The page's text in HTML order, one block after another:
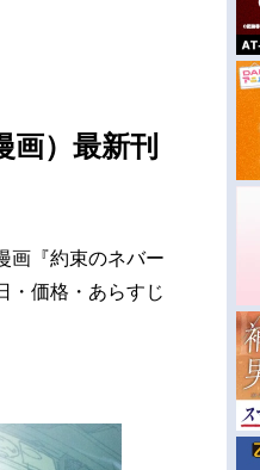
）最新刊
画『約束のネバー
・価格・あらすじ